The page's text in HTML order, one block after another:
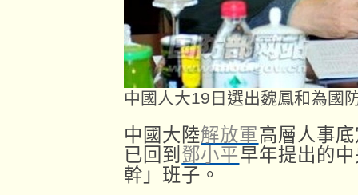
中國人大19日選出魏鳳和為國
中國大陸解放軍高層人事
已回到鄧小平早年提出的
幹」班子。